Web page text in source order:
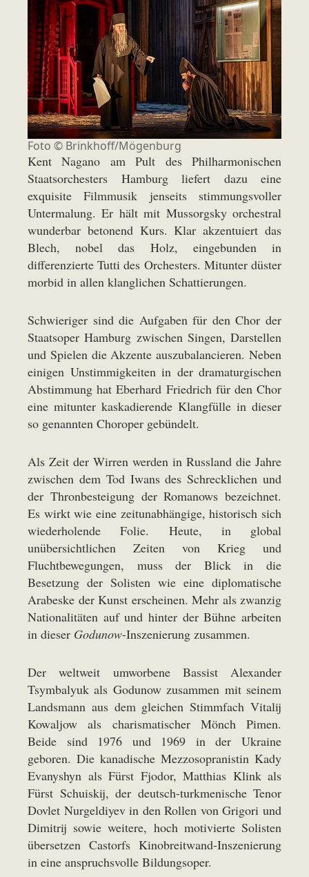
Foto © Brinkhoff/Mögenburg
Kent Nagano am Pult des Philharmonischen
Staatsorchesters Hamburg liefert dazu eine
exquisite Filmmusik jenseits stimmungsvoller
Untermalung. Er hält mit Mussorgsky orchestral
wunderbar betonend Kurs. Klar akzentuiert das
Blech, nobel das Holz, eingebunden in
differenzierte Tutti des Orchesters. Mitunter düster
morbid in allen klanglichen Schattierungen.
Schwieriger sind die Aufgaben für den Chor der
Staatsoper Hamburg zwischen Singen, Darstellen
und Spielen die Akzente auszubalancieren. Neben
einigen Unstimmigkeiten in der dramaturgischen
Abstimmung hat Eberhard Friedrich für den Chor
eine mitunter kaskadierende Klangfülle in dieser
so genannten Choroper gebündelt.
Als Zeit der Wirren werden in Russland die Jahre
zwischen dem Tod Iwans des Schrecklichen und
der Thronbesteigung der Romanows bezeichnet.
Es wirkt wie eine zeitunabhängige, historisch sich
wiederholende Folie. Heute, in global
unübersichtlichen Zeiten von Krieg und
Fluchtbewegungen, muss der Blick in die
Besetzung der Solisten wie eine diplomatische
Arabeske der Kunst erscheinen. Mehr als zwanzig
Nationalitäten auf und hinter der Bühne arbeiten
in dieser Godunow-Inszenierung zusammen.
Der weltweit umworbene Bassist Alexander
Tsymbalyuk als Godunow zusammen mit seinem
Landsmann aus dem gleichen Stimmfach Vitalij
Kowaljow als charismatischer Mönch Pimen.
Beide sind 1976 und 1969 in der Ukraine
geboren. Die kanadische Mezzosopranistin Kady
Evanyshyn als Fürst Fjodor, Matthias Klink als
Fürst Schuiskij, der deutsch-turkmenische Tenor
Dovlet Nurgeldiyev in den Rollen von Grigori und
Dimitrij sowie weitere, hoch motivierte Solisten
übersetzen Castorfs Kinobreitwand-Inszenierung
in eine anspruchsvolle Bildungsoper.